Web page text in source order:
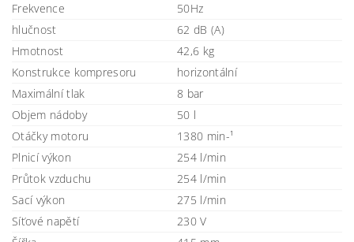
Frekvence
50Hz
hlučnost
62 dB (A)
Hmotnost
42,6 kg
Konstrukce kompresoru
horizontální
Maximální tlak
8 bar
Objem nádoby
50 l
Otáčky motoru
1380 min-¹
Plnicí výkon
254 l/min
Průtok vzduchu
254 l/min
Sací výkon
275 l/min
Síťové napětí
230 V